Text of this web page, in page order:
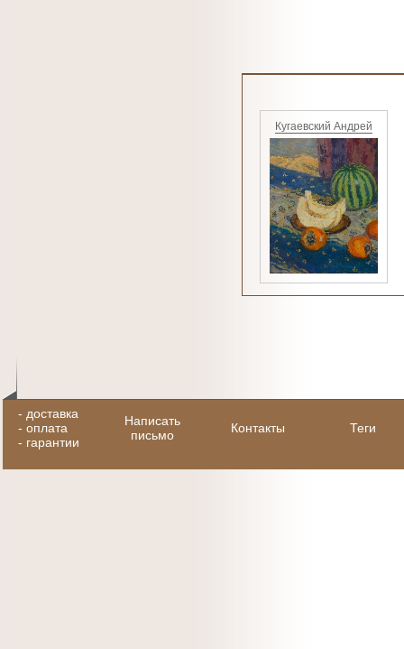
Кугаевский Андрей
- доставка
- оплата
- гарантии
Написать
письмо
Контакты Теги